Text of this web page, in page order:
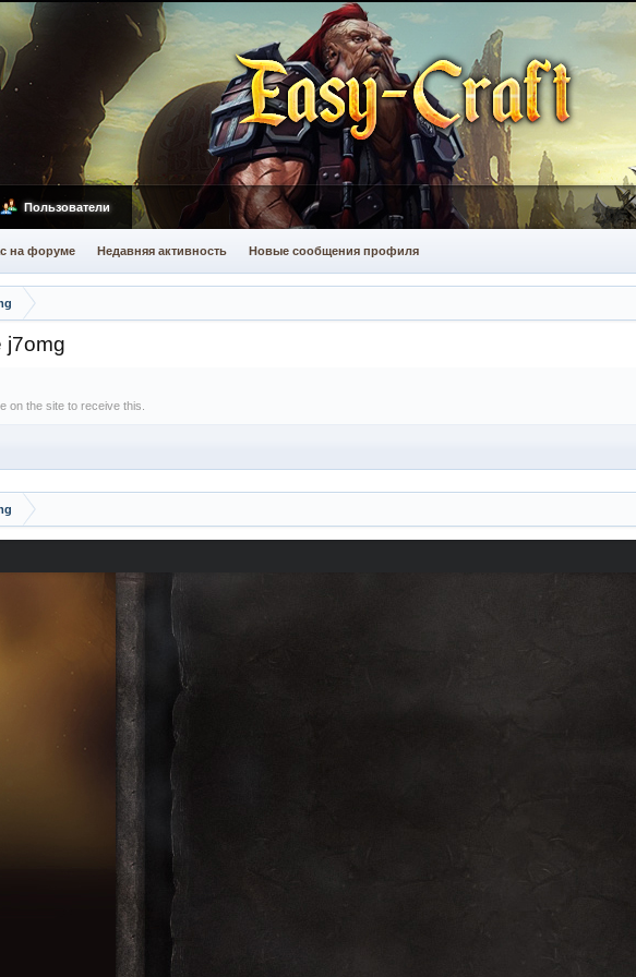
on the site to receive this.
Пользователи
на форуме Недавняя активность Новые сообщения профиля